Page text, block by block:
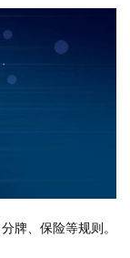
牌、保险等规则。